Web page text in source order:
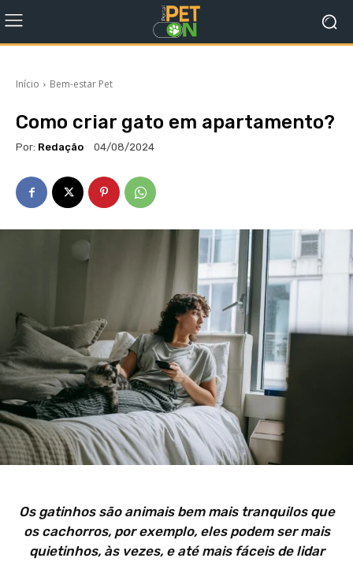
Início Bem-estar Pet
Como criar gato em apartamento?
Por: Redação 04/08/2024
Os gatinhos são animais bem mais tranquilos que
os cachorros, por exemplo, eles podem ser mais
quietinhos, às vezes, e até mais fáceis de lidar